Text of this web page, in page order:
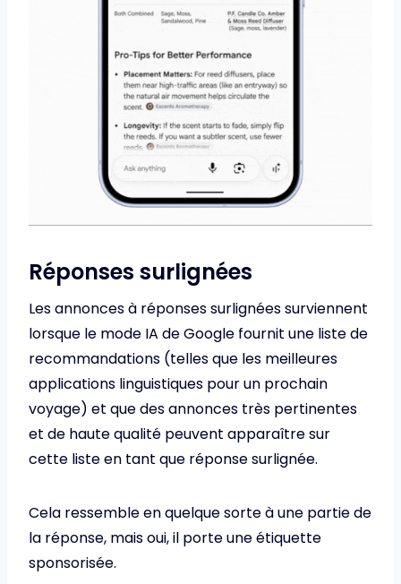
Réponses surlignées
Les annonces à réponses surlignées surviennent
lorsque le mode IA de Google fournit une liste de
recommandations (telles que les meilleures
applications linguistiques pour un prochain
voyage) et que des annonces très pertinentes
et de haute qualité peuvent apparaître sur
cette liste en tant que réponse surlignée.
Cela ressemble en quelque sorte à une partie de
la réponse, mais oui, il porte une étiquette
sponsorisée.